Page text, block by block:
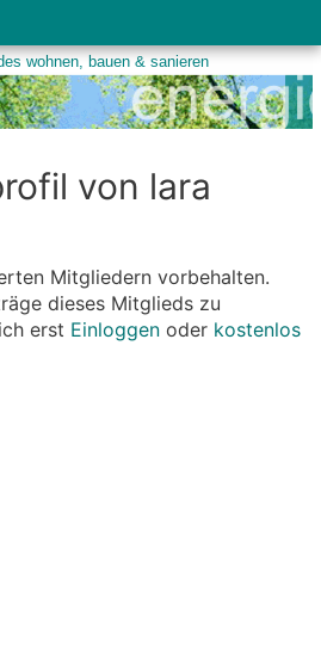
von lara
Mitgliedern vorbehalten.
dieses Mitglieds zu
erst Einloggen oder kostenlos